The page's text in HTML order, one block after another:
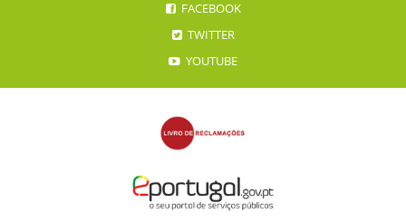
FACEBOOK
TWITTER
YOUTUBE